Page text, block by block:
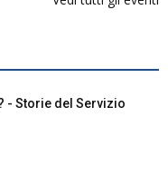
- Storie del Servizio